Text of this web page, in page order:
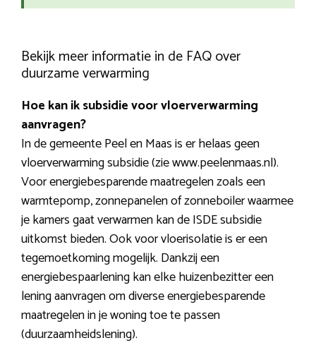
Bekijk meer informatie in de FAQ over
duurzame verwarming
Hoe kan ik subsidie voor vloerverwarming
aanvragen?
In de gemeente Peel en Maas is er helaas geen
vloerverwarming subsidie (zie www.peelenmaas.nl).
Voor energiebesparende maatregelen zoals een
warmtepomp, zonnepanelen of zonneboiler waarmee
je kamers gaat verwarmen kan de ISDE subsidie
uitkomst bieden. Ook voor vloerisolatie is er een
tegemoetkoming mogelijk. Dankzij een
energiebespaarlening kan elke huizenbezitter een
lening aanvragen om diverse energiebesparende
maatregelen in je woning toe te passen
(duurzaamheidslening).